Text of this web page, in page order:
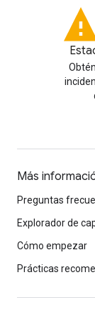
Más
Preguntas
Explorador de
Cómo empezar
Prácticas